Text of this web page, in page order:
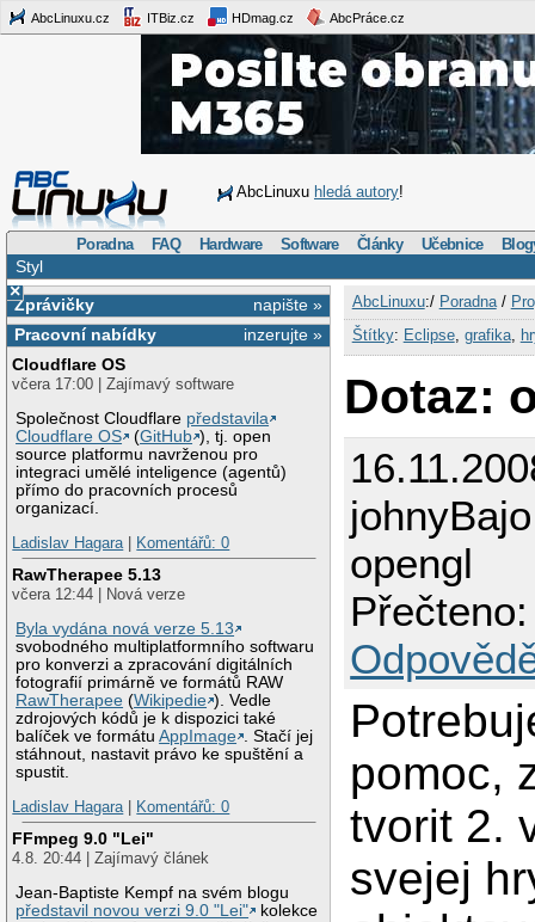
AbcLinuxu.cz ITBiz.cz HDmag.cz AbcPráce.cz
AbcLinuxu hledá autory!
Poradna FAQ Hardware Software Články Učebnice
Styl
×
napište »
Zprávičky
inzerujte »
Pracovní nabídky
Cloudflare OS
včera 17:00 | Zajímavý software
Společnost Cloudflare představila
Cloudflare OS
(GitHub ), tj. open
source platformu navrženou pro
integraci umělé inteligence (agentů)
přímo do pracovních procesů
organizací.
Ladislav Hagara| Komentářů: 0
RawTherapee 5.13
včera 12:44 | Nová verze
Byla vydána nová verze 5.13
svobodného multiplatformního softwaru
pro konverzi a zpracování digitálních
fotografií primárně ve formátů RAW
RawTherapee (Wikipedie ). Vedle
zdrojových kódů je k dispozici také
balíček ve formátuAppImage
. Stačí jej
stáhnout, nastavit právo ke spuštění a
spustit.
Ladislav Hagara| Komentářů: 0
FFmpeg 9.0 "Lei"
4.8. 20:44 | Zajímavý článek
Jean-Baptiste Kempf na svém blogu
představil novou verzi 9.0 "Lei"
kolekce
AbcLinuxu:/ Poradna/
Štítky: Eclipse, grafika,
Dotaz:
johnyBajo
opengl
pomoc,
tvorit 2.
svejej